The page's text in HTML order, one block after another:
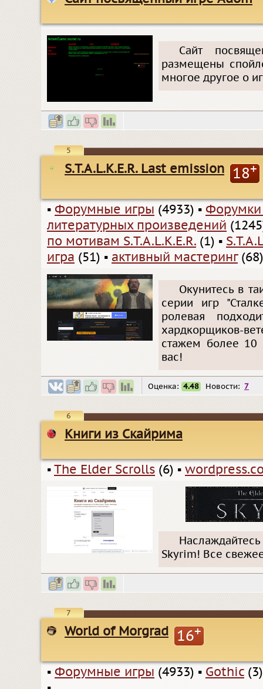
Сайт
размещены
многое другое о
5
S.T.A.L.K.E.R. Last emission 18+
▪ Форумные игры (4933) ▪
литературных произведений
по мотивам S.T.A.L.K.E.R. (1) ▪
игра (51) ▪ активный мастеринг(68)
Окунитесь в
серии игр
ролевая
хардкорщиков-
стажем более 10
вас!
Оценка: 4.48 Новости: 7
6
Книги из Скайрима
▪ The Elder Scrolls (6) ▪
Skyrim! Все
7
World of Morgrad 16+
▪ Форумные игры (4933) ▪ Gothic (3)